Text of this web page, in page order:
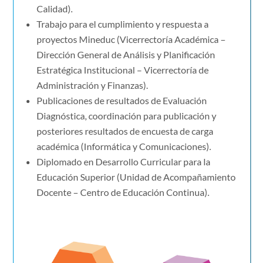
Calidad).
Trabajo para el cumplimiento y respuesta a
proyectos Mineduc (Vicerrectoría Académica –
Dirección General de Análisis y Planificación
Estratégica Institucional – Vicerrectoría de
Administración y Finanzas).
Publicaciones de resultados de Evaluación
Diagnóstica, coordinación para publicación y
posteriores resultados de encuesta de carga
académica (Informática y Comunicaciones).
Diplomado en Desarrollo Curricular para la
Educación Superior (Unidad de Acompañamiento
Docente – Centro de Educación Continua).